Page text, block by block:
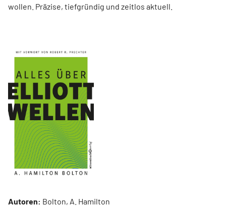
wollen. Präzise, tiefgründig und zeitlos aktuell.
Autoren: Bolton, A. Hamilton